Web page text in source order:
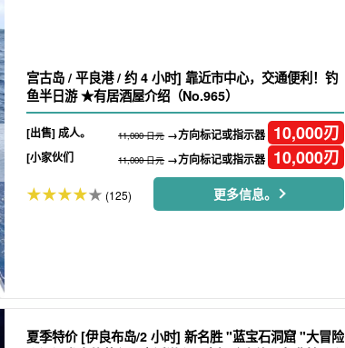
宫古岛 / 平良港 / 约 4 小时] 靠近市中心，交通便利！钓
鱼半日游 ★有居酒屋介绍（No.965）
[出售] 成人。 11,000 日元→方向标记或指示器 10,000刃
[小家伙们 11,000 日元→方向标记或指示器 10,000刃
(125) 更多信息。
夏季特价 [伊良布岛/2 小时] 新名胜 "蓝宝石洞窟 "大冒险